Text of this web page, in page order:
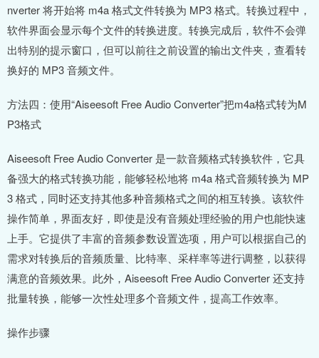
nverter 将开始将 m4a 格式文件转换为 MP3 格式。转换过程中，
软件界面会显示每个文件的转换进度。转换完成后，软件不会弹
出特别的提示窗口，但可以前往之前设置的输出文件夹，查看转
换好的 MP3 音频文件。
方法四：使用“Aiseesoft Free Audio Converter”把m4a格式转为M
P3格式
Aiseesoft Free Audio Converter 是一款音频格式转换软件，它具
备强大的格式转换功能，能够轻松地将 m4a 格式音频转换为 MP
3 格式，同时还支持其他多种音频格式之间的相互转换。该软件
操作简单，界面友好，即使是没有音频处理经验的用户也能快速
上手。它提供了丰富的音频参数设置选项，用户可以根据自己的
需求对转换后的音频质量、比特率、采样率等进行调整，以获得
满意的音频效果。此外，Aiseesoft Free Audio Converter 还支持
批量转换，能够一次性处理多个音频文件，提高工作效率。
操作步骤